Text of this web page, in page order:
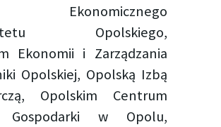
Ekonomicznego
Opolskiego,
Ekonomii i Zarządzania
Opolskiej, Opolską Izbą
Opolskim Centrum
Gospodarki w Opolu,